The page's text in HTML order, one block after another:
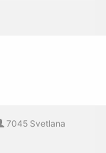
7045 Svetlana